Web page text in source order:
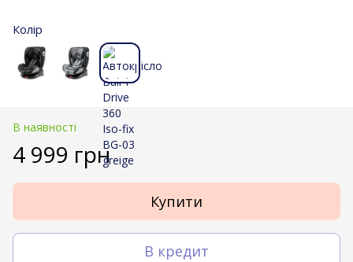
Колір
В наявності
4 999 грн
Купити
В кредит